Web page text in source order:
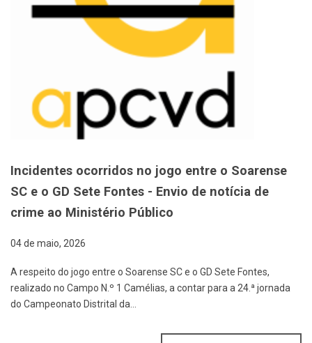
Incidentes ocorridos no jogo entre o Soarense
SC e o GD Sete Fontes - Envio de notícia de
crime ao Ministério Público
04 de maio, 2026
A respeito do jogo entre o Soarense SC e o GD Sete Fontes,
realizado no Campo N.º 1 Camélias, a contar para a 24.ª jornada
do Campeonato Distrital da…